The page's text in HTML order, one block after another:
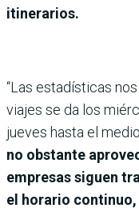
itinerarios.
“Las estadísticas
viajes se da los
jueves hasta el
no obstante
empresas siguen
el horario